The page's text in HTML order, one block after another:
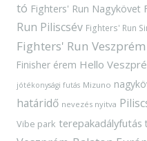
tó Fighters' Run Nagykövet
Run Piliscsév Fighters' Run
Fighters' Run Veszprém
Finisher érem Hello
jótékonysági futás Mizuno
határidő nevezés nyitva
Vibe park terepakadályfutás